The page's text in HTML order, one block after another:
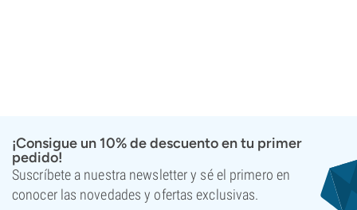
¡Consigue un 10% de descuento en tu primer
pedido!
Suscríbete a nuestra newsletter y sé el primero en
conocer las novedades y ofertas exclusivas.